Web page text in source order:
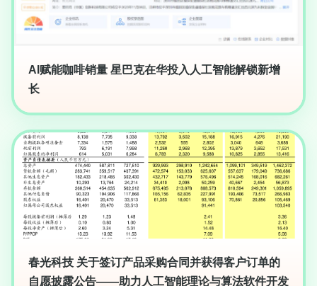
AI赋能咖啡销量 星巴克在华投入人工智能解锁新增
长
春光科技 关于签订产品采购合同并获得客户订单的
自愿披露公告——助力人工智能理论与算法软件开发